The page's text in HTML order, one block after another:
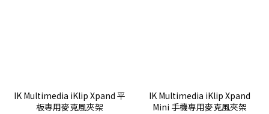
IK Multimedia iKlip Xpand 平
板專用麥克風夾架
IK Multimedia iKlip Xpand
Mini 手機專用麥克風夾架